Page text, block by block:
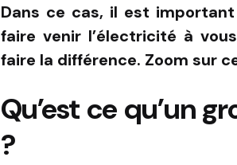
Dans ce cas, il est
faire venir l’électricité à
faire la différence. Zoom sur
Qu’est ce qu’un
?